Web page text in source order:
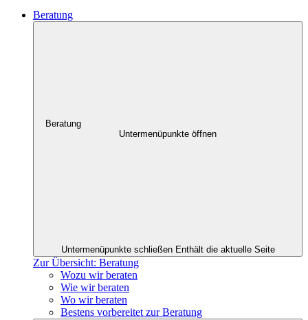
Beratung
Beratung
Untermenüpunkte öffnen
Untermenüpunkte schließen Enthält die aktuelle Seite
Zur Übersicht: Beratung
Wozu wir beraten
Wie wir beraten
Wo wir beraten
Bestens vorbereitet zur Beratung